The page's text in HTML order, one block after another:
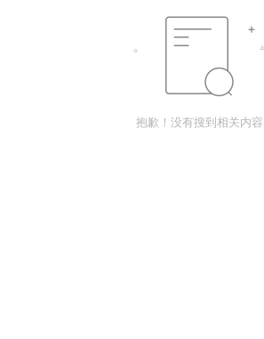
抱歉！没有搜到相关内容